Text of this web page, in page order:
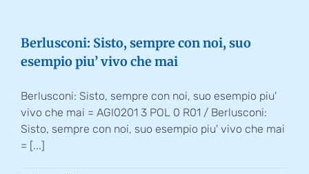
Berlusconi: Sisto, sempre con noi, suo
esempio piu’ vivo che mai
Berlusconi: Sisto, sempre con noi, suo esempio piu'
vivo che mai = AGI0201 3 POL 0 R01 / Berlusconi:
Sisto, sempre con noi, suo esempio piu' vivo che mai
= [...]